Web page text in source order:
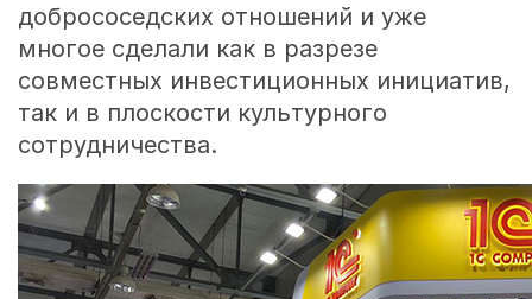
добрососедских отношений и уже
многое сделали как в разрезе
совместных инвестиционных инициатив,
так и в плоскости культурного
сотрудничества.